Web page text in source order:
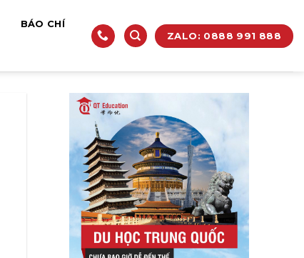
BÁO CHÍ
ZALO: 0888 991 888